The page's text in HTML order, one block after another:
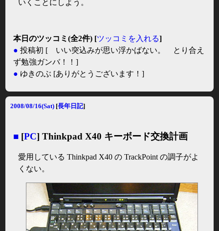
いくことにしよう。
本日のツッコミ(全2件) [ツッコミを入れる]
● 投稿初 [ いい突込みが思い浮かばない。 とり合え
ず勉強ガンバ！！]
● ゆきのぶ [ありがとうございます！]
2008/08/16(Sat) [長年日記]
■ [PC] Thinkpad X40 キーボード交換計画
愛用している Thinkpad X40 の TrackPoint の調子がよ
くない。